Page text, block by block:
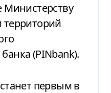
Министерству
(PINbank).
первым в